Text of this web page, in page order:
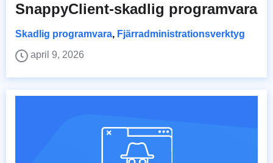
SnappyClient-skadlig programvara
Skadlig programvara, Fjärradministrationsverktyg
april 9, 2026